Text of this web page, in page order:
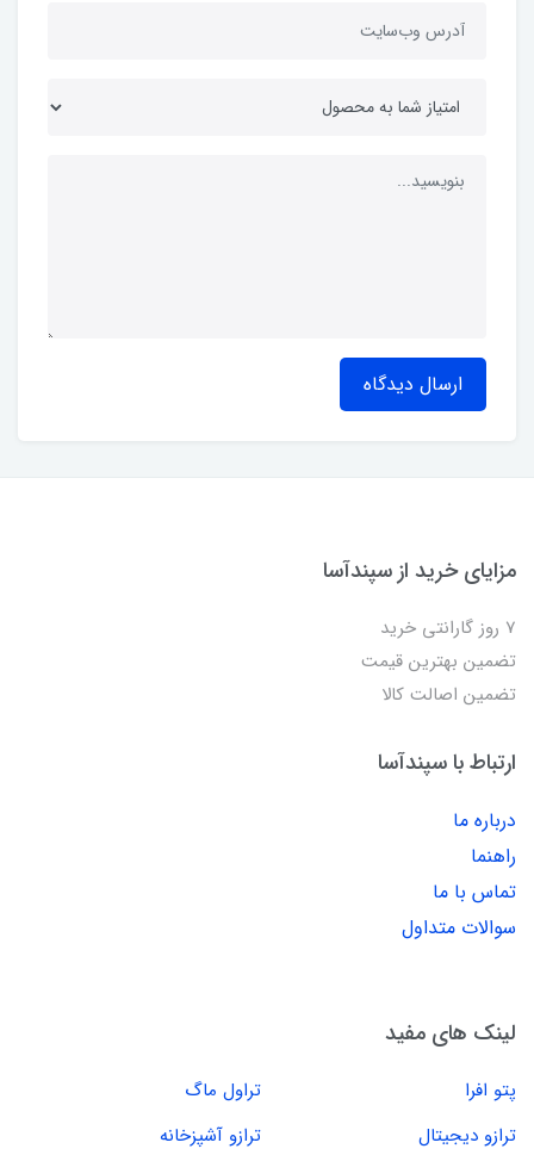
ارسال دیدگاه
مزایای خرید از سپندآسا
7 روز گارانتی خرید
تضمین بهترین قیمت
تضمین اصالت کالا
ارتباط با سپندآسا
درباره ما
راهنما
تماس با ما
سوالات متداول
لینک های مفید
پتو افرا
تراول ماگ
ترازو دیجیتال
ترازو آشپزخانه